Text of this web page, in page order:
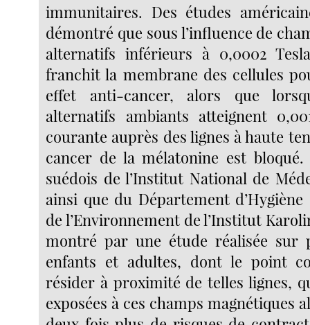
immunitaires. Des études
démontré que sous l’influence de
alternatifs inférieurs à 0,0002
franchit la membrane des cellules
effet anti-cancer, alors que
alternatifs ambiants atteignent
courante auprès des lignes à haute
cancer de la mélatonine est bloqué.
suédois de l’Institut National de
ainsi que du Département
de l’Environnement de l’Institut
montré par une étude réalisée sur
enfants et adultes, dont le point
résider à proximité de telles lignes,
exposées à ces champs magnétiques